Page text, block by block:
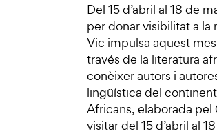
Del 15 d’abril al 18 de
per donar visibilitat a la
Vic impulsa aquest
través de la literatura
conèixer autors i
lingüística del
Africans, elaborada pel
visitar del 15 d’abril al